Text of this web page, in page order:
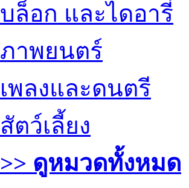
บล็อก และไดอารี่
ภาพยนตร์
เพลงและดนตรี
สัตว์เลี้ยง
>> ดูหมวดทั้งหมด